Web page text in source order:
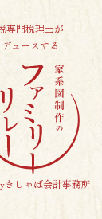
専門税理士が
デュースする
きしゃば会計事務所